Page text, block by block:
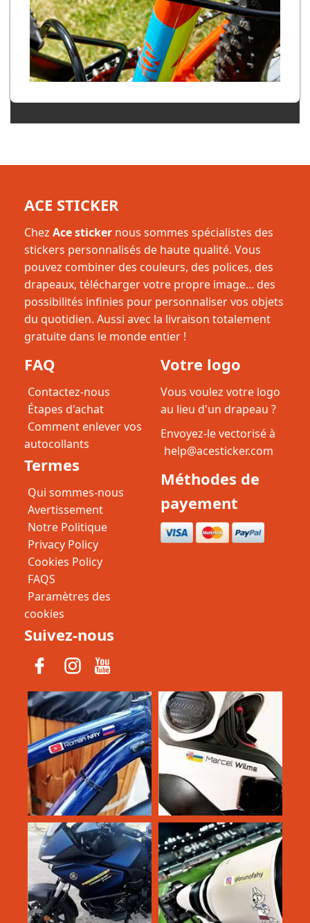
ACE STICKER
Chez Ace sticker nous sommes spécialistes des
stickers personnalisés de haute qualité. Vous
pouvez combiner des couleurs, des polices, des
drapeaux, télécharger votre propre image... des
possibilités infinies pour personnaliser vos objets
du quotidien. Aussi avec la livraison totalement
gratuite dans le monde entier !
FAQ
Contactez-nous
Étapes d'achat
Comment enlever vos
autocollants
Termes
Qui sommes-nous
Avertissement
Notre Politique
Privacy Policy
Cookies Policy
FAQS
Paramètres des
cookies
Votre logo
Vous voulez votre logo
au lieu d'un drapeau ?
Envoyez-le vectorisé à
help@acesticker.com
Méthodes de
payement
Suivez-nous